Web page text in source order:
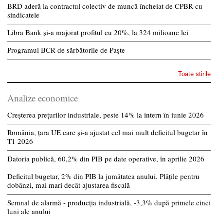
BRD aderă la contractul colectiv de muncă încheiat de CPBR cu
sindicatele
Libra Bank și-a majorat profitul cu 20%, la 324 milioane lei
Programul BCR de sărbătorile de Paște
Toate stirile
Analize economice
Creșterea prețurilor industriale, peste 14% la intern în iunie 2026
România, țara UE care și-a ajustat cel mai mult deficitul bugetar în
T1 2026
Datoria publică, 60,2% din PIB pe date operative, în aprilie 2026
Deficitul bugetar, 2% din PIB la jumătatea anului. Plățile pentru
dobânzi, mai mari decât ajustarea fiscală
Semnal de alarmă - producția industrială, -3,3% după primele cinci
luni ale anului